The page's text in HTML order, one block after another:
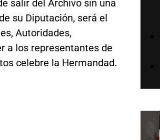
salir del Archivo sin una
su Diputación, será el
Autoridades,
a los representantes de
celebre la Hermandad.